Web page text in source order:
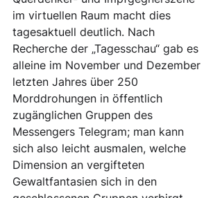
im virtuellen Raum macht dies
tagesaktuell deutlich. Nach
Recherche der „Tagesschau“ gab es
alleine im November und Dezember
letzten Jahres über 250
Morddrohungen in öffentlich
zugänglichen Gruppen des
Messengers Telegram; man kann
sich also leicht ausmalen, welche
Dimension an vergifteten
Gewaltfantasien sich in den